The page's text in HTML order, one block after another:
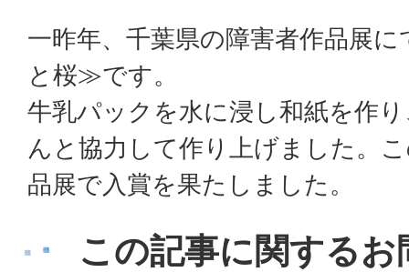
一昨年、千葉県の障害者作品展
と桜≫です。
牛乳パックを水に浸し和紙を作
んと協力して作り上げました。
品展で入賞を果たしました。
この記事に関する